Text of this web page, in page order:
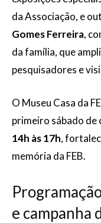
da Associação, e
Gomes Ferreira,
da família, que
pesquisadores e
O Museu Casa da
primeiro sábado de
14h às 17h,
memória da FEB.
e campanha